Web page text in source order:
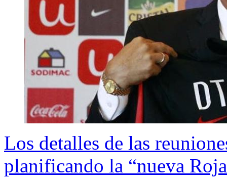
Los detalles de las
planificando la “nueva